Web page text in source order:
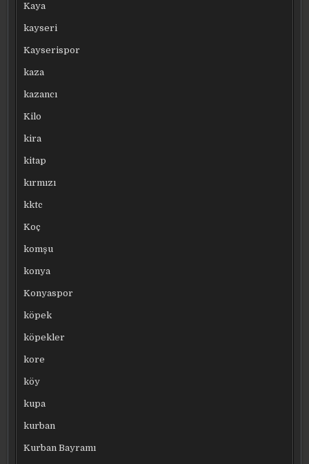
Kaya
kayseri
Kayserispor
kaza
kazancı
Kilo
kira
kitap
kırmızı
kktc
Koç
komşu
konya
Konyaspor
köpek
köpekler
kore
köy
kupa
kurban
Kurban Bayramı